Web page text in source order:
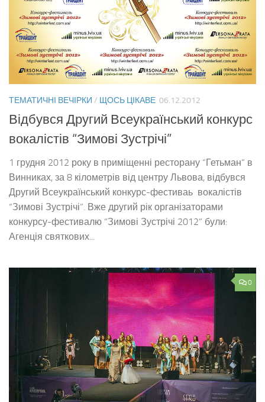
ТЕМАТИЧНІ ВЕЧІРКИ / ЩОСЬ ЦІКАВЕ 06.12.2012
Відбувся Другий Всеукраїнський конкурс
вокалістів “Зимові Зустрічі”
1 грудня 2012 року в приміщенні ресторану “Гетьман” в
Винниках, за 8 кілометрів від центру Львова, відбувся
Другий Всеукраїнський конкурс-фестиваь вокалістів
“Зимові Зустрічі”. Вже другий рік організаторами
конкурсу-фестивалю “Зимові Зустрічі 2012” були:
Агенція святкових...
0